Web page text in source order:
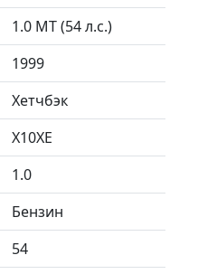
1.0 MT (54 л.с.)
1999
Хетчбэк
X10XE
1.0
Бензин
54